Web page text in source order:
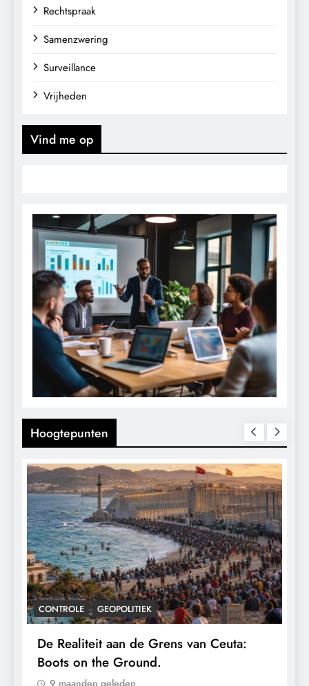
Rechtspraak
Samenzwering
Surveillance
Vrijheden
Vind me op
Hoogtepunten
CONTROLE GEOPOLITIEK
De Realiteit aan de Grens van Ceuta:
Boots on the Ground.
9 maanden geleden